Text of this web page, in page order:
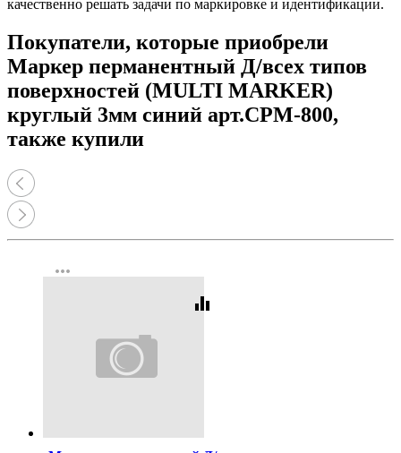
качественно решать задачи по маркировке и идентификации.
Покупатели, которые приобрели
Маркер перманентный Д/всех типов
поверхностей (MULTI MARKER)
круглый 3мм синий арт.CPM-800,
также купили
more_horiz
equalizer